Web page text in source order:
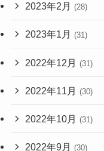
2023年2月 (28)
2023年1月 (31)
2022年12月 (31)
2022年11月 (30)
2022年10月 (31)
2022年9月 (30)